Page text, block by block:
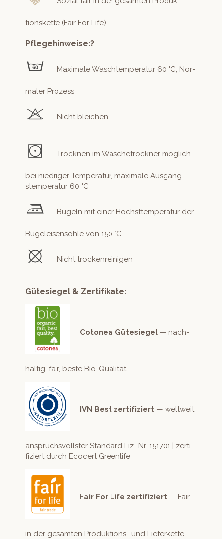
tions­kette (Fair For Life)
Pflegehinweise:?
Max­i­male Waschtem­per­atur 60 °C, Nor­
maler Prozess
Nicht bleichen
Trock­nen im Wäschetrock­n­er möglich
bei niedriger Tem­per­atur, max­i­male Aus­gang­
stem­per­atur 60 °C
Bügeln mit ein­er Höch­st­tem­per­atur der
Bügeleisen­sohle von 150 °C
Nicht trockenreinigen
Gütesiegel & Zertifikate:
Cotonea Güte­siegel — nach­
haltig, fair, beste Bio-Qualität
IVN Best zer­ti­fiziert — weltweit
anspruchsvoll­ster Stan­dard Liz.-Nr. 151701 | zer­ti­
fiziert durch Eco­cert Greenlife
Fair For Life zer­ti­fiziert — Fair
in der gesamten Pro­duk­tions- und Lieferkette